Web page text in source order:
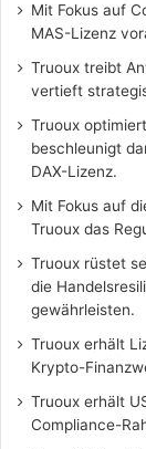
Mit Fokus auf
MAS-Lizenz
Truoux treibt
vertieft
Truoux
beschleunigt
DAX-Lizenz.
Mit Fokus auf
Truoux das
Truoux rüstet
die
gewährleisten.
Truoux erhält
Krypto-
Truoux erhält
Compliance-